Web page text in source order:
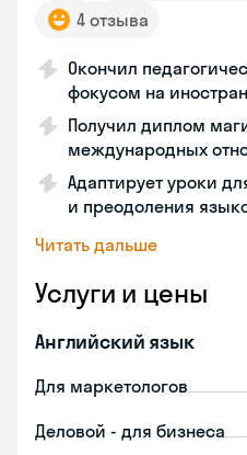
4 отзыва
Окончил
фокусом на
Получил диплом
международных
Адаптирует уроки
и преодоления
Читать дальше
Услуги и цены
Английский язык
Для маркетологов
Деловой - для бизнеса